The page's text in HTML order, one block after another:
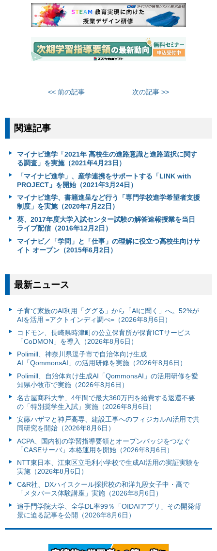
<< 前の記事 次の記事 >>
関連記事
マイナビ進学「2021年 高校生の進路意識と進路選択に関す
る調査」を実施（2021年4月23日）
「マイナビ進学」、産学連携をサポートする「LINK with
PROJECT」を開始（2021年3月24日）
マイナビ進学、書籍進呈など行う「専門学校進学希望者支援
制度」を実施（2020年7月22日）
葵、2017年度大学入試センター試験の解答速報授業を当日
ライブ配信（2016年12月2日）
マイナビ／「学問」と「仕事」の理解に役立つ高校生向けサ
イト オープン（2015年6月2日）
最新ニュース
子育て家族のAI利用「ググる」から「AIに聞く」へ。52%が
AIを活用 =アクトインディ調べ=（2026年8月6日）
コドモン、長崎県時津町の公立保育所が保育ICTサービス
「CoDMON」を導入（2026年8月6日）
Polimill、神奈川県逗子市で自治体向け生成
AI「QommonsAI」の活用研修を実施（2026年8月6日）
Polimill、自治体向け生成AI「QommonsAI」の活用研修を愛
知県小牧市で実施（2026年8月6日）
名古屋商科大学、4年間で最大360万円を給費する返還不要
の「特別奨学生入試」実施（2026年8月6日）
安藤ハザマと神戸高専、建設工事へのフィジカルAI活用で共
同研究を開始（2026年8月6日）
ACPA、国内初の学習指導要領とオープンバッジをつなぐ
「CASEサーバ」本格運用を開始（2026年8月6日）
NTT東日本、江東区立毛利小学校で生成AI活用の実証実験を
実施（2026年8月6日）
C&R社、DXハイスクール採択校の和洋九段女子中・高で
「メタバース体験講座」実施（2026年8月6日）
追手門学院大学、全学DL率99％「OIDAIアプリ」その開発背
景に迫る記事を公開（2026年8月6日）